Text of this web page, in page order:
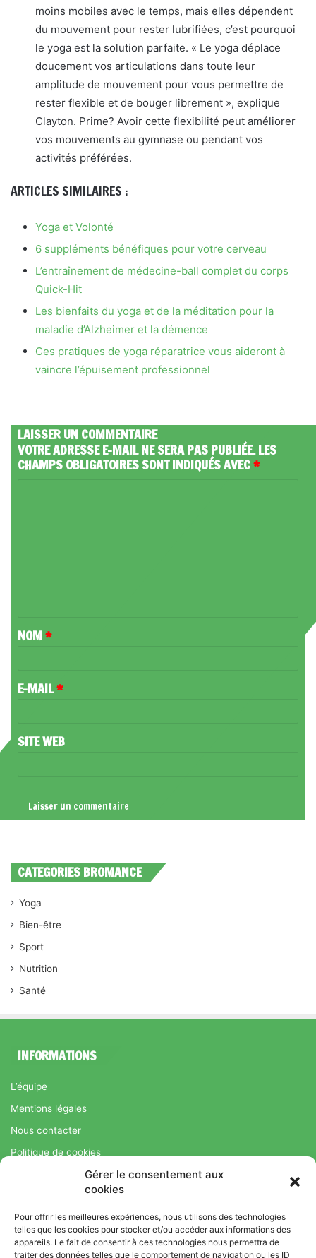
Gérer le consentement aux
cookies
Pour offrir les meilleures expériences, nous utilisons des technologies
telles que les cookies pour stocker et/ou accéder aux informations des
appareils. Le fait de consentir à ces technologies nous permettra de
traiter des données telles que le comportement de navigation ou les ID
moins mobiles avec le temps, mais elles dépendent
du mouvement pour rester lubrifiées, c’est pourquoi
le yoga est la solution parfaite. « Le yoga déplace
doucement vos articulations dans toute leur
amplitude de mouvement pour vous permettre de
rester flexible et de bouger librement », explique
Clayton. Prime? Avoir cette flexibilité peut améliorer
vos mouvements au gymnase ou pendant vos
activités préférées.
ARTICLES SIMILAIRES :
Yoga et Volonté
6 suppléments bénéfiques pour votre cerveau
L’entraînement de médecine-ball complet du corps
Quick-Hit
Les bienfaits du yoga et de la méditation pour la
maladie d’Alzheimer et la démence
Ces pratiques de yoga réparatrice vous aideront à
vaincre l’épuisement professionnel
LAISSER UN COMMENTAIRE
VOTRE ADRESSE E-MAIL NE SERA PAS PUBLIÉE.LES
CHAMPS OBLIGATOIRES SONT INDIQUÉS AVEC*
A
R
NOM*
E-MAIL*
SITE WEB
CATEGORIES BROMANCE
Yoga
Bien-être
Sport
Nutrition
Santé
INFORMATIONS
L’équipe
Mentions légales
Nous contacter
Politique de cookies
Régime Savoir Maigrir.fr : La méthode Jean-Michel Cohen pour
une perte de poids durable
© Copyright 2026, Tous droits réservés |Bromance